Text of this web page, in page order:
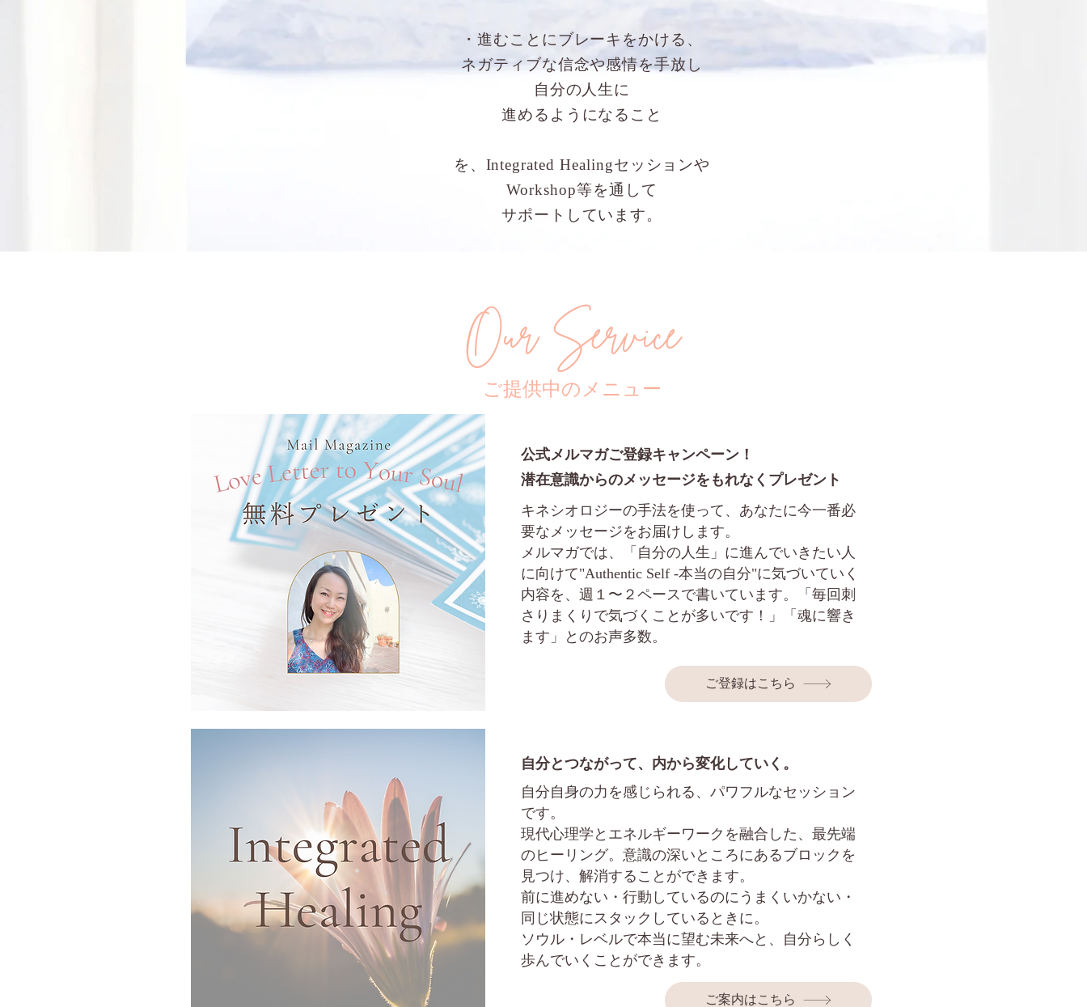
・進むことにブレーキをかける、
ネガティブな信念や感情を手放し
自分の人生に
進めるようになること
を、Integrated Healingセッションや
Workshop等を通して​
サポートしています。
Our Service
​ご提供中のメニュー
公式メルマガご登録キャンペーン！
潜在意識からのメッセージをもれなくプレゼント
キネシオロジーの手法を使って、あなたに今一番必
要なメッセージをお届けします。
メルマガでは、「自分の人生」に進んでいきたい人
に向けて"Authentic Self -本当の自分"に気づいていく
内容を、週１〜２ペースで書いています。「毎回刺
さりまくりで気づくことが多いです！」「魂に響き
ます」とのお声多数。
ご登録はこちら
自分自身の力を感じられる、パワフルなセッション
です。
現代心理学とエネルギーワークを融合した、最先端
のヒーリング。意識の深いところにあるブロックを
見つけ、解消することができます。
前に進めない・行動しているのにうまくいかない・
同じ状態にスタックしているときに。
ソウル・レベルで本当に望む未来へと、自分らしく
歩んでいくことができます。
自分とつながって、内から変化していく。
ご案内はこちら